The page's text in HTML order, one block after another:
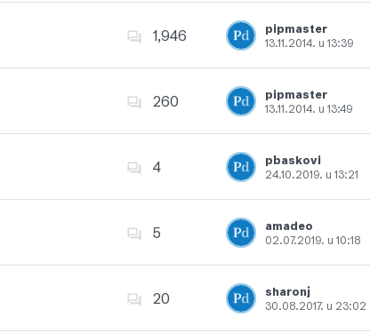
Dodajte u favorite
1,946
pipmaster
13.11.2014. u 13:39
Dodajte u favorite
260
pipmaster
13.11.2014. u 13:49
Dodajte u favorite
4
pbaskovi
24.10.2019. u 13:21
Dodajte u favorite
5
amadeo
02.07.2019. u 10:18
Dodajte u favorite
20
sharonj
30.08.2017. u 23:02